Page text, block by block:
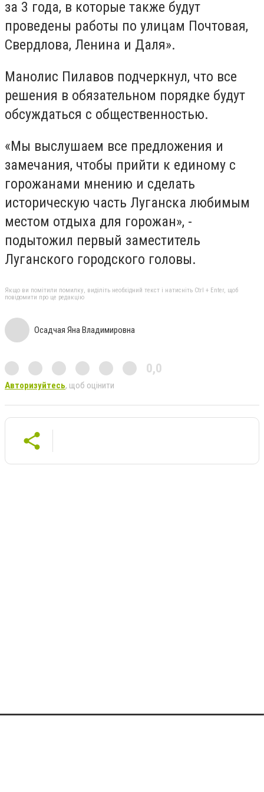
за 3 года, в которые также будут
проведены работы по улицам Почтовая,
Свердлова, Ленина и Даля».
Манолис Пилавов подчеркнул, что все
решения в обязательном порядке будут
обсуждаться с общественностью.
«Мы выслушаем все предложения и
замечания, чтобы прийти к единому с
горожанами мнению и сделать
историческую часть Луганска любимым
местом отдыха для горожан», -
подытожил первый заместитель
Луганского городского головы.
Якщо ви помітили помилку, виділіть необхідний текст і натисніть Ctrl + Enter, щоб
повідомити про це редакцію
Осадчая Яна Владимировна
0,0
Авторизуйтесь, щоб оцінити